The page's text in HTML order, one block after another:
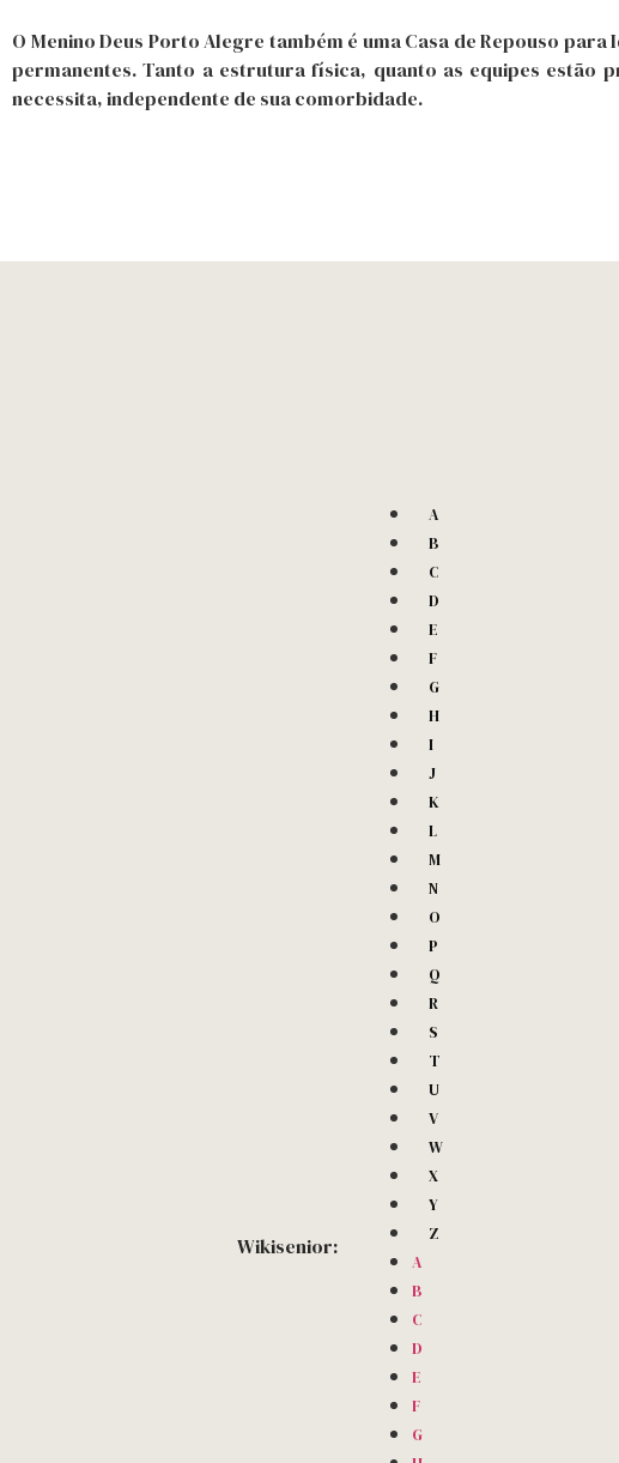
O Menino Deus Porto Alegre também é uma Casa de Repouso
permanentes. Tanto a estrutura física, quanto as equipes
necessita, independente de sua comorbidade.
Wikisenior:
A
B
C
D
E
F
G
H
I
J
K
L
M
N
O
P
Q
R
S
T
U
V
W
X
Y
Z
A
B
C
D
E
F
G